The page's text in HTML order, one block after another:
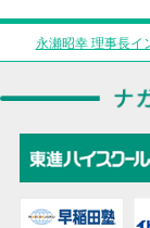
永瀬昭幸 理事長イ